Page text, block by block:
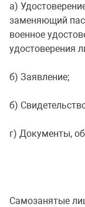
а)
заменяющий
военное
удостоверения
б) Заявление;
б)
г) Документы,
Самозанятые